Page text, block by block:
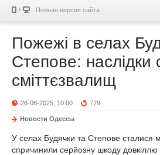
Полная версия сайта
Пожежі в селах
Степове: наслідки
сміттєзвалищ
26-06-2025, 10:00 779
Новости Одессы
У селах Будячки та Степове сталися
спричинили серйозну шкоду довкіллю